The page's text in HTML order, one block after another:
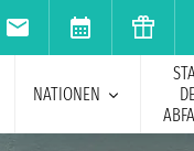
NATIONEN